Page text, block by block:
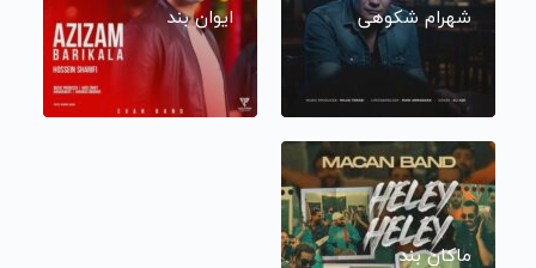
شهرام شکوهی ایوان بند
ماکان بند